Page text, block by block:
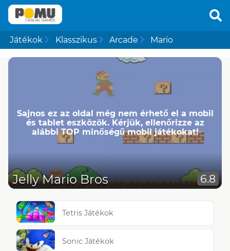
Játékok Klasszikus Arcade Mario
Sajnos ez az oldal még nem érhető el a mobil
és tablet eszközök. Kérjük, ellenőrizze az
alábbi TOP minőségű mobil játékokat!
Jelly Mario Bros 6.8
Tetris Játékok
Sonic Játékok